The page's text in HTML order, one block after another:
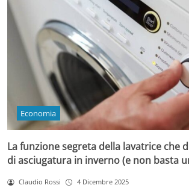
Economia
La funzione segreta della lavatrice che
di asciugatura in inverno (e non basta
Claudio Rossi 4 Dicembre 2025